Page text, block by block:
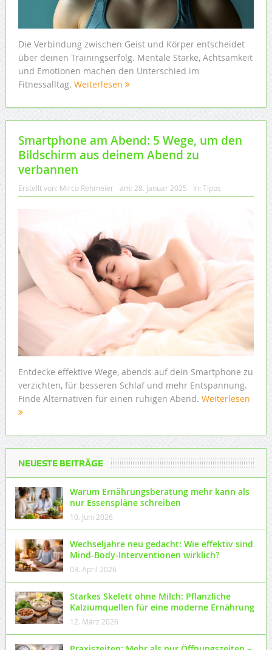
Die Verbindung zwischen Geist und Körper entscheidet
über deinen Trainingserfolg. Mentale Stärke, Achtsamkeit
und Emotionen machen den Unterschied im
Fitnessalltag. Weiterlesen
Smartphone am Abend: 5 Wege, um den
Bildschirm aus deinem Abend zu
verbannen
Erstellt von: Mirco Rehmeier am: 28. Januar 2025 In: Tipps
Entdecke effektive Wege, abends auf dein Smartphone zu
verzichten, für besseren Schlaf und mehr Entspannung.
Finde Alternativen für einen ruhigen Abend. Weiterlesen
NEUESTE BEITRÄGE
Warum Ernährungsberatung mehr kann als
nur Essenspläne schreiben
10. Juni 2026
Wechseljahre neu gedacht: Wie effektiv sind
Mind-Body-Interventionen wirklich?
03. April 2026
Starkes Skelett ohne Milch: Pflanzliche
Kalziumquellen für eine moderne Ernährung
12. März 2026